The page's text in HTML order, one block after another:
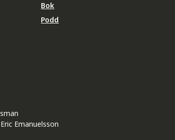
Bok
Podd
Eric Emanuelsson